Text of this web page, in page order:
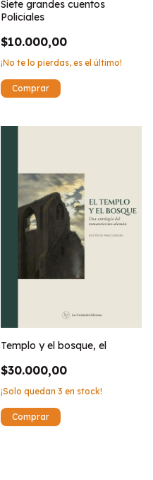
Siete grandes cuentos
Policiales
$10.000,00
¡No te lo pierdas, es el último!
Templo y el bosque, el
$30.000,00
¡Solo quedan 3 en stock!